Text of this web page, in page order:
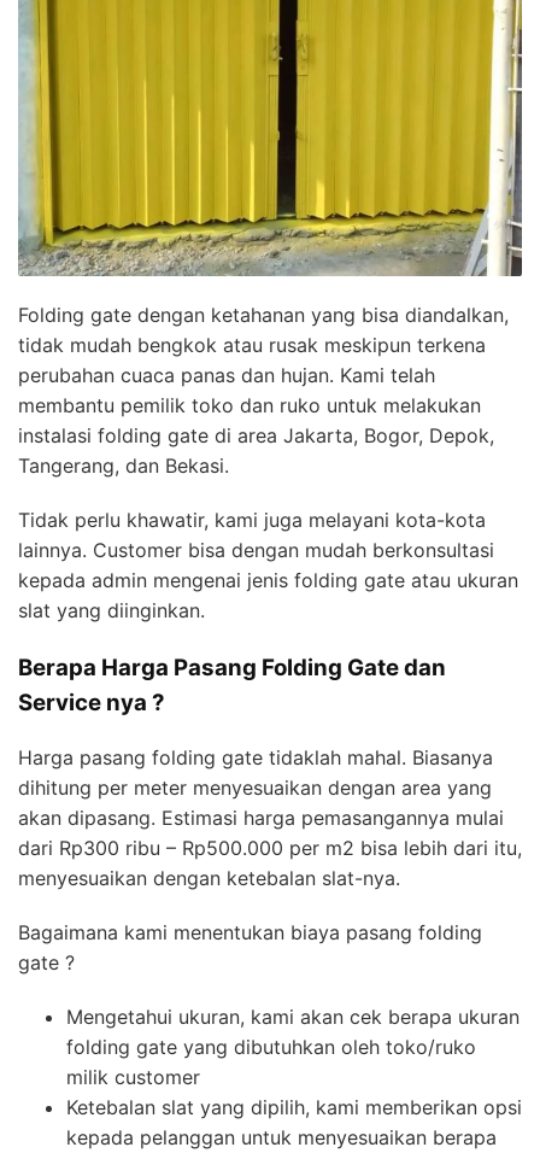
Folding gate dengan ketahanan yang bisa diandalkan,
tidak mudah bengkok atau rusak meskipun terkena
perubahan cuaca panas dan hujan. Kami telah
membantu pemilik toko dan ruko untuk melakukan
instalasi folding gate di area Jakarta, Bogor, Depok,
Tangerang, dan Bekasi.
Tidak perlu khawatir, kami juga melayani kota-kota
lainnya. Customer bisa dengan mudah berkonsultasi
kepada admin mengenai jenis folding gate atau ukuran
slat yang diinginkan.
Berapa Harga Pasang Folding Gate dan
Service nya ?
Harga pasang folding gate tidaklah mahal. Biasanya
dihitung per meter menyesuaikan dengan area yang
akan dipasang. Estimasi harga pemasangannya mulai
dari Rp300 ribu – Rp500.000 per m2 bisa lebih dari itu,
menyesuaikan dengan ketebalan slat-nya.
Bagaimana kami menentukan biaya pasang folding
gate ?
Mengetahui ukuran, kami akan cek berapa ukuran
folding gate yang dibutuhkan oleh toko/ruko
milik customer
Ketebalan slat yang dipilih, kami memberikan opsi
kepada pelanggan untuk menyesuaikan berapa